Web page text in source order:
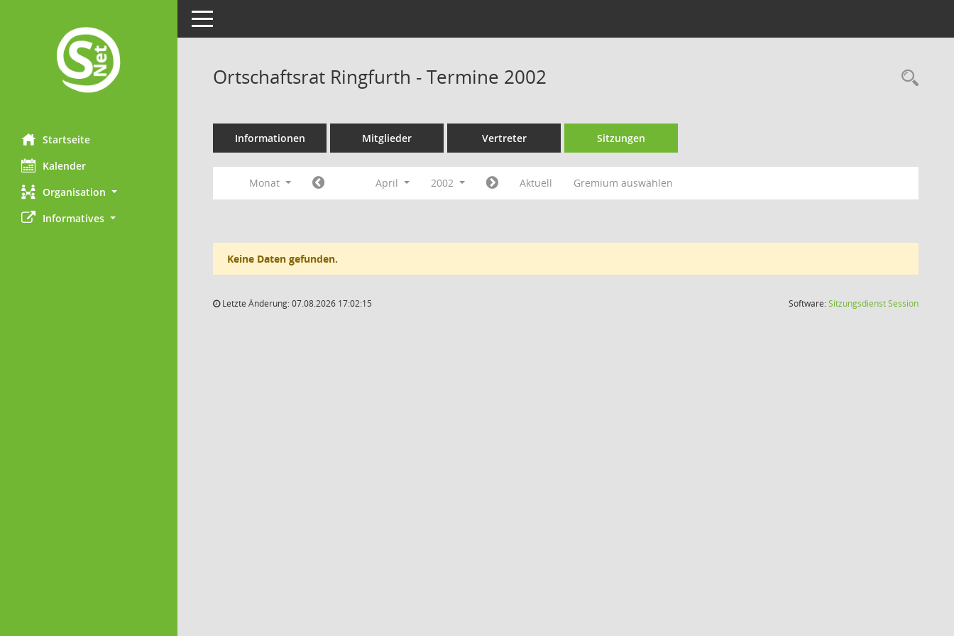
Startseite
Kalender
Organisation
Informatives
Toggle navigation
Ortschaftsrat Ringfurth - Termine 2002
Informationen Mitglieder Vertreter Sitzungen
Monat April 2002 Aktuell Gremium auswählen
Keine Daten gefunden.
Letzte Änderung: 07.08.2026 17:02:15 Software:SitzungsdienstSession(Wird in